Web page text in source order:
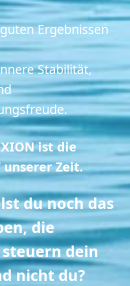
Ergebnissen
Stabilität,
ist die
unserer Zeit.
du noch das
die
dein
nicht du?